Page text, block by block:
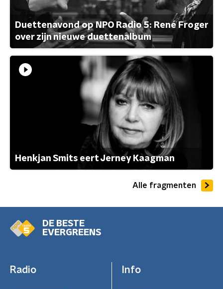
Duettenavond op NPO Radio 5: René Froger
over zijn nieuwe duettenalbum
Henkjan Smits eert Jerney Kaagman
Alle fragmenten
DE BESTE
EVERGREENS
Radio Info